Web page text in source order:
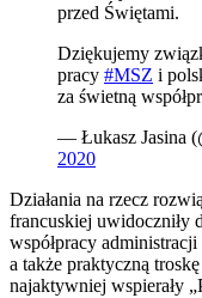
przed Świętami.
Dziękujemy
pracy #MSZ i
za świetną
— Łukasz Jasina
2020
Działania na rzecz
francuskiej uwidoczniły
współpracy
a także praktyczną
najaktywniej wspierały